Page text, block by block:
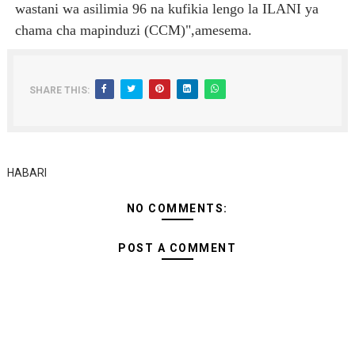
wastani wa asilimia 96 na kufikia lengo la ILANI ya
chama cha mapinduzi (CCM)",amesema.
SHARE THIS:
HABARI
NO COMMENTS:
POST A COMMENT